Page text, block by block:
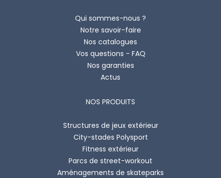
Qui sommes-nous ?
Notre savoir-faire
Nos catalogues
Vos questions - FAQ
Nos garanties
Actus
NOS PRODUITS
Structures de jeux extérieur
City-stades Polysport
Fitness extérieur
Parcs de street-workout
Aménagements de skateparks